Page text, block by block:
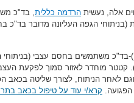
אלה, נעשית הרדמה כללית, בד"כ
(בניתוחי הגפה העליונה מדובר בד"כ
בד"כ משתמשים בחסם עצבי (בניתוחי
קטטר מוחדר לאזור סמוך לפקעת
לאחר הניתוח, לצורך שליטה בכאב
קרא/י עוד על טיפול בכאב בתר